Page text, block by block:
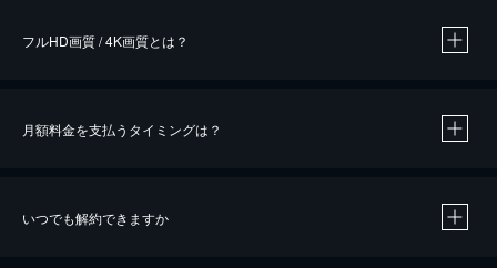
※40％ポイント還元の対象は、クレジットカード決済による作品の購入 / レンタルです。
フルHD画質 / 4K画質とは？
月額料金を支払うタイミングは？
いつでも解約できますか